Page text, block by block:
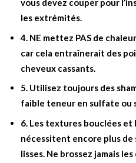
vous devez couper pour
les extrémités.
4. NE mettez PAS de
car cela entraînerait des
cheveux cassants.
5. Utilisez toujours des
faible teneur en sulfate ou
6. Les textures bouclées
nécessitent encore plus de
lisses. Ne brossez jamais